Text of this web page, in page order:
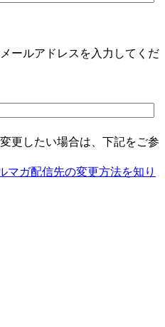
ールアドレスを入力してくだ
更したい場合は、下記をご参
マガ配信先の変更方法を知り